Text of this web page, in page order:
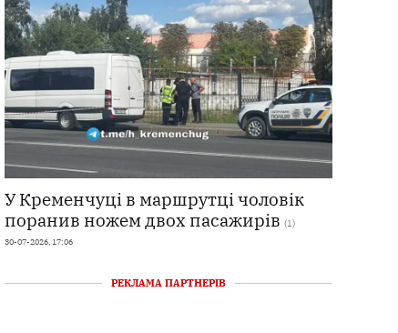
У Кременчуці в маршрутці чоловік
поранив ножем двох пасажирів (1)
30-07-2026, 17:06
РЕКЛАМА ПАРТНЕРІВ